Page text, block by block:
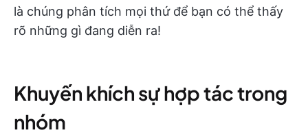
là chúng phân tích mọi thứ để bạn có thể thấy
rõ những gì đang diễn ra!
Khuyến khích sự hợp tác trong
nhóm